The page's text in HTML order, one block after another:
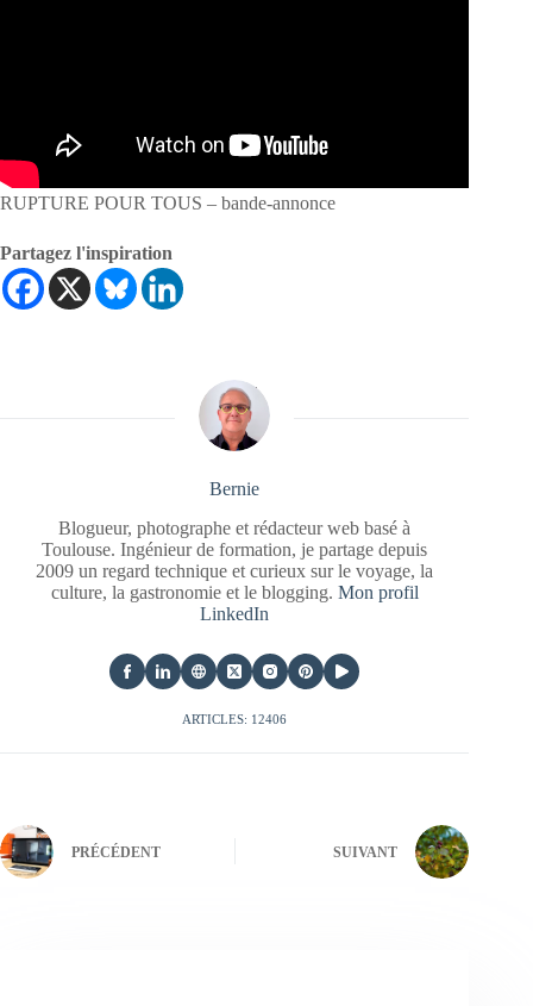
RUPTURE POUR TOUS – bande-annonce
Partagez l'inspiration
Bernie
Blogueur, photographe et rédacteur web basé à
Toulouse. Ingénieur de formation, je partage depuis
2009 un regard technique et curieux sur le voyage, la
culture, la gastronomie et le blogging. Mon profil
LinkedIn
ARTICLES: 12406
PRÉCÉDENT SUIVANT